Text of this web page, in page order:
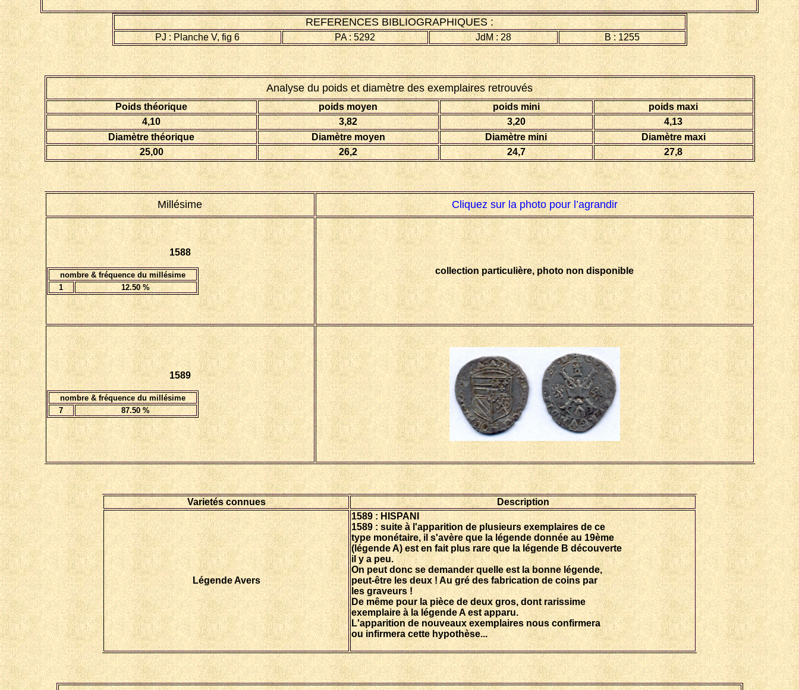
REFERENCES BIBLIOGRAPHIQUES :
PJ : Planche V, fig 6 PA : 5292 JdM : 28 B : 1255
Analyse du poids et diamètre des exemplaires retrouvés
Poids théorique poids moyen poids mini
poids maxi
4,10
3,82 3,20
4,13
Diamètre théorique
Diamètre moyen Diamètre mini
Diamètre maxi
25,00
26,2 24,7 27,8
Millésime Cliquez sur la photo pour l’agrandir
1588
nombre & fréquence du millésime
1
12.50%
collection particulière, photo non disponible
1589
nombre & fréquence du millésime
7
87.50%
Varietés connues Description
Légende Avers
1589 : HISPANI
1589 : suite à l'apparition de plusieurs exemplaires de ce
type monétaire, il s'avère que la légende donnée au 19ème
(légende A) est en fait plus rareque la légende B découverte
il y a peu.
On peut donc se demander quelle est la bonne légende,
peut-être les deux ! Au gré des fabrication de coins par
les graveurs !
De même pour la pièce de deux gros, dont rarissime
exemplaire à la légende A est apparu.
L'apparition de nouveaux exemplaires nous confirmera
ou infirmera cette hypothèse...